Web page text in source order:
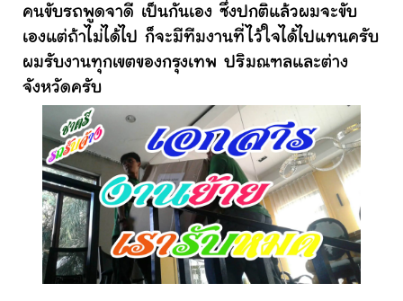
คนขับรถพูดจาดี เป็นกันเอง ซึ่งปกติแล้วผมจะขับ
เองแต่ถ้าไม่ได้ไป ก็จะมีทีมงานที่ไว้ใจได้ไปแทนครับ
ผมรับงานทุกเขตของกรุงเทพ ปริมณฑลและต่าง
จังหวัดครับ